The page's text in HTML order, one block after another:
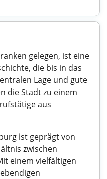
gelegen, ist eine
die bis in das
Lage und gute
die Stadt zu einem
aus
ist geprägt von
zwischen
einem vielfältigen